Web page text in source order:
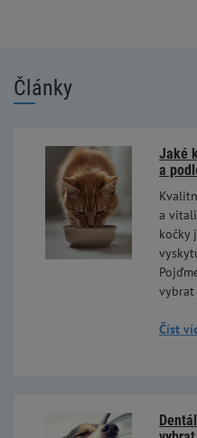
Články
Jaké
a
a
kočky
vybrat
Číst